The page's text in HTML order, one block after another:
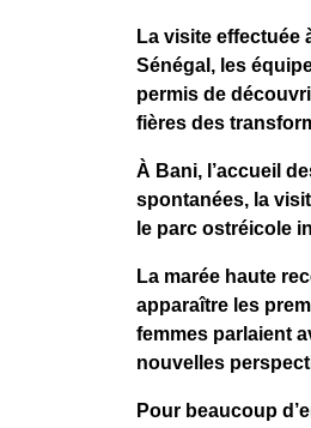
La visite effectuée
Sénégal, les
permis de
fières des
À Bani, l’accueil
spontanées, la
le parc ostréicole
La marée haute
apparaître les
femmes parlaient
nouvelles
Pour beaucoup